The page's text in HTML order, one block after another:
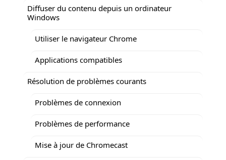
Diffuser du contenu depuis un ordinateur
Windows
Utiliser le navigateur Chrome
Applications compatibles
Résolution de problèmes courants
Problèmes de connexion
Problèmes de performance
Mise à jour de Chromecast